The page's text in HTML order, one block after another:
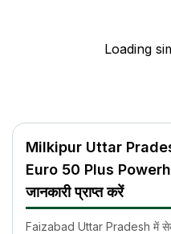
Loading
Milkipur Uttar
Euro 50 Plus
जानकारी प्राप्त करें
Faizabad Uttar Pradesh में